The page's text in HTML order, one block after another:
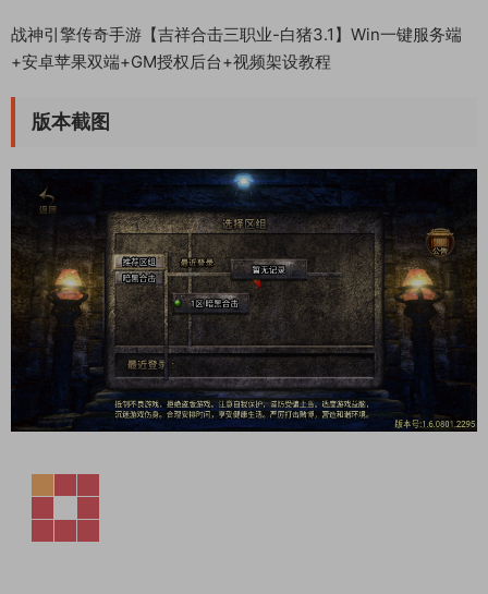
战神引擎传奇手游【吉祥合击三职业-白猪3.1】Win一键服务端
+安卓苹果双端+GM授权后台+视频架设教程
版本截图